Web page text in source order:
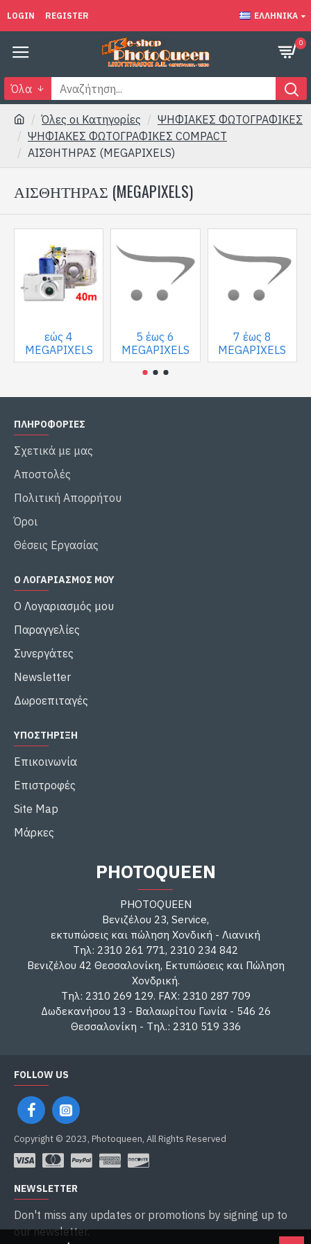
LOGIN REGISTER ΕΛΛΗΝΙΚΆ
0
Όλα
Όλες οι Κατηγορίες
ΨΗΦΙΑΚΕΣ ΦΩΤΟΓΡΑΦΙΚΕΣ
ΨΗΦΙΑΚΕΣ ΦΩΤΟΓΡΑΦΙΚΕΣ COMPACT
ΑΙΣΘΗΤΗΡΑΣ (MEGAPIXELS)
ΑΙΣΘΗΤΗΡΑΣ (MEGAPIXELS)
εώς 4
MEGAPIXELS
5 έως 6
MEGAPIXELS
7 έως 8
MEGAPIXELS
ΠΛΗΡΟΦΟΡΙΕΣ
Σχετικά με μας
Αποστολές
Πολιτική Απορρήτου
Όροι
Θέσεις Εργασίας
Ο ΛΟΓΑΡΙΑΣΜΌΣ ΜΟΥ
Ο Λογαριασμός μου
Παραγγελίες
Συνεργάτες
Newsletter
Δωροεπιταγές
ΥΠΟΣΤΉΡΙΞΗ
Επικοινωνία
Επιστροφές
Site Map
Μάρκες
PHOTOQUEEN
PHOTOQUEEN
Βενιζέλου 23, Service,
εκτυπώσεις και πώληση Χονδική - Λιανική
Τηλ: 2310 261 771, 2310 234 842
Βενιζέλου 42 Θεσσαλονίκη, Εκτυπώσεις και Πώληση
Χονδρική.
Τηλ: 2310 269 129. FAX: 2310 287 709
Δωδεκανήσου 13 - Βαλαωρίτου Γωνία - 546 26
Θεσσαλονίκη - Τηλ.: 2310 519 336
FOLLOW US
Copyright © 2023, Photoqueen, All Rights Reserved
NEWSLETTER
Don't miss any updates or promotions by signing up to
our newsletter.